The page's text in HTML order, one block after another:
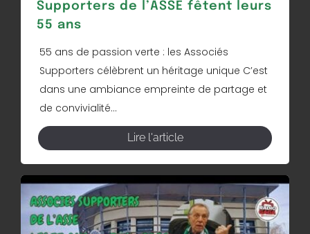
Supporters de l’ASSE fêtent leurs
55 ans
55 ans de passion verte : les Associés
Supporters célèbrent un héritage unique C’est
dans une ambiance empreinte de partage et
de convivialité...
Lire l'article